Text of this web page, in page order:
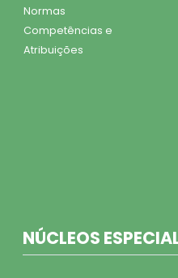
Normas
Competências e
Atribuições
NÚCLEOS